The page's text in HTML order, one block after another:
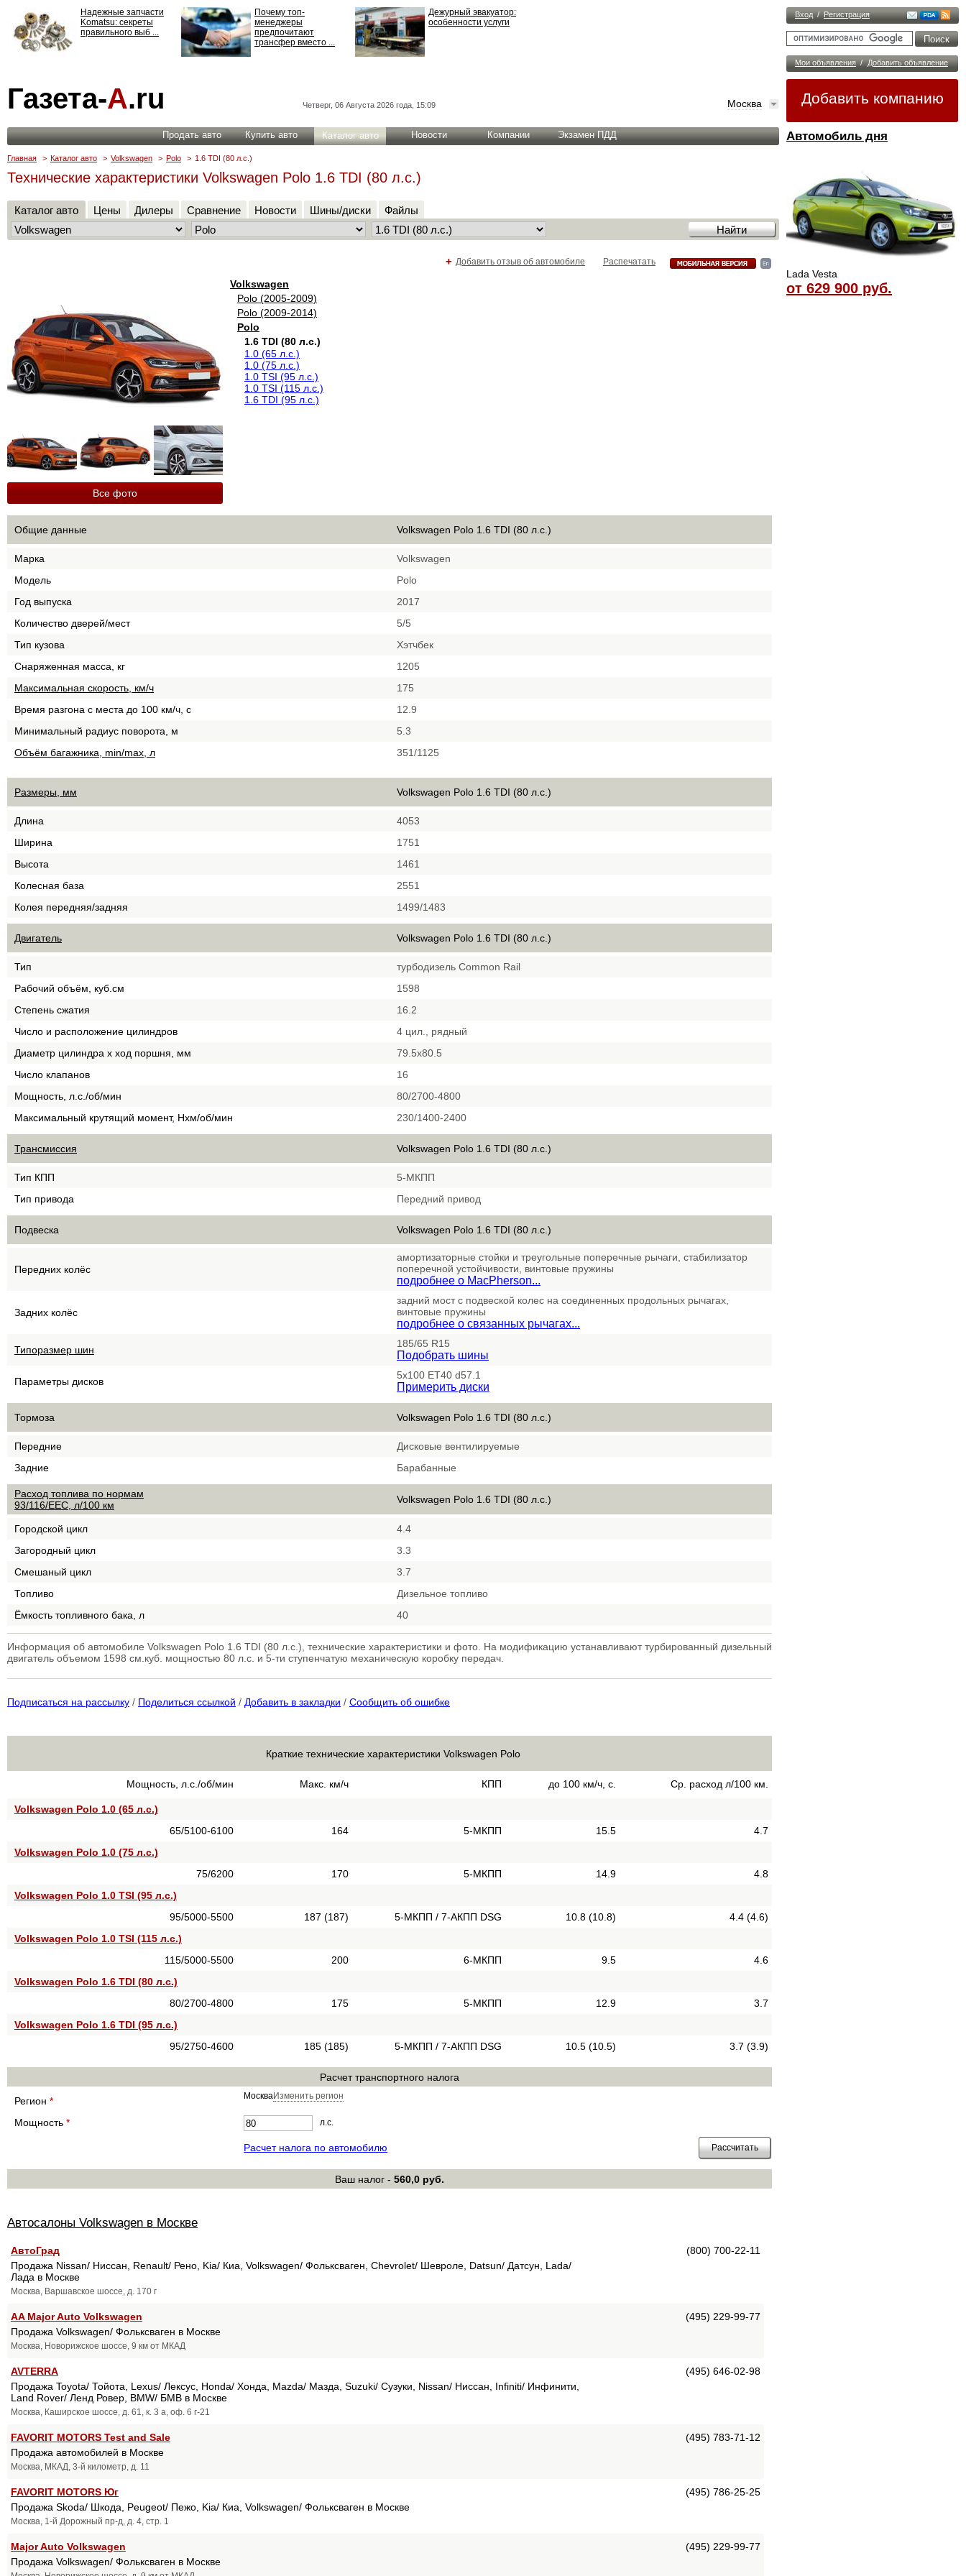
Вход / Регистрация
Мои объявления / Добавить объявление
Добавить компанию
Автомобиль дня
Lada Vesta
от 629 900 руб.
Надежные запчасти
Komatsu: секреты
правильного выб ...
Почему топ-
менеджеры
предпочитают
трансфер вместо ...
Дежурный эвакуатор:
особенности услуги
ответственности: все,
что нужно знать ...
Газета-А.ru Четверг, 06 Августа 2026 года, 15:09 Москва
Продать авто Купить авто Каталог авто Новости Компании Экзамен ПДД
Главная > Каталог авто > Volkswagen > Polo > 1.6 TDI (80 л.с.)
Технические характеристики Volkswagen Polo 1.6 TDI (80 л.с.)
Каталог авто Цены Дилеры Сравнение Новости Шины/диски Файлы
Распечатать
+ Добавить отзыв об автомобиле
Все фото
Volkswagen
Polo (2005-2009)
Polo (2009-2014)
Polo
1.6 TDI (80 л.с.)
1.0 (65 л.с.)
1.0 (75 л.с.)
1.0 TSI (95 л.с.)
1.0 TSI (115 л.с.)
1.6 TDI (95 л.с.)
Общие данные Volkswagen Polo 1.6 TDI (80 л.с.)
Марка
Volkswagen
Модель
Polo
Год выпуска
2017
Количество дверей/мест
5/5
Тип кузова
Хэтчбек
Снаряженная масса, кг
1205
Максимальная скорость, км/ч
175
Время разгона с места до 100 км/ч, с
12.9
Минимальный радиус поворота, м
5.3
Объём багажника, min/max, л
351/1125
Размеры, мм Volkswagen Polo 1.6 TDI (80 л.с.)
Длина
4053
Ширина
1751
Высота
1461
Колесная база
2551
Колея передняя/задняя
1499/1483
Двигатель Volkswagen Polo 1.6 TDI (80 л.с.)
Тип
турбодизель Common Rail
Рабочий объём, куб.см
1598
Степень сжатия
16.2
Число и расположение цилиндров
4 цил., рядный
Диаметр цилиндра х ход поршня, мм
79.5x80.5
Число клапанов
16
Мощность, л.с./об/мин
80/2700-4800
Максимальный крутящий момент, Нхм/об/мин
230/1400-2400
Трансмиссия Volkswagen Polo 1.6 TDI (80 л.с.)
Тип КПП
5-МКПП
Тип привода
Передний привод
Подвеска Volkswagen Polo 1.6 TDI (80 л.с.)
Передних колёс
амортизаторные стойки и треугольные поперечные рычаги, стабилизатор
поперечной устойчивости, винтовые пружины
подробнее о MacPherson...
Задних колёс
задний мост с подвеской колес на соединенных продольных рычагах,
винтовые пружины
подробнее о связанных рычагах...
Типоразмер шин
185/65 R15
Подобрать шины
Параметры дисков
5x100 ET40 d57.1
Примерить диски
Тормоза Volkswagen Polo 1.6 TDI (80 л.с.)
Передние
Дисковые вентилируемые
Задние
Барабанные
Расход топлива по нормам
93/116/EEC, л/100 км
Volkswagen Polo 1.6 TDI (80 л.с.)
Городской цикл
4.4
Загородный цикл
3.3
Смешаный цикл
3.7
Топливо
Дизельное топливо
Ёмкость топливного бака, л
40
Информация об автомобиле Volkswagen Polo 1.6 TDI (80 л.с.), технические характеристики и фото. На модификацию устанавливают турбированный дизельный
двигатель объемом 1598 см.куб. мощностью 80 л.с. и 5-ти ступенчатую механическую коробку передач.
Подписаться на рассылку / Поделиться ссылкой / Добавить в закладки / Сообщить об ошибке
Краткие технические характеристики Volkswagen Polo
Мощность, л.с./об/мин Макс. км/ч КПП до 100 км/ч, с. Ср. расход л/100 км.
Volkswagen Polo 1.0 (65 л.с.)
65/5100-6100
164 5-МКПП 15.5
4.7
Volkswagen Polo 1.0 (75 л.с.)
75/6200
170 5-МКПП 14.9
4.8
Volkswagen Polo 1.0 TSI (95 л.с.)
95/5000-5500
187 (187) 5-МКПП / 7-АКПП DSG 10.8 (10.8)
4.4 (4.6)
Volkswagen Polo 1.0 TSI (115 л.с.)
115/5000-5500
200 6-МКПП 9.5
4.6
Volkswagen Polo 1.6 TDI (80 л.с.)
80/2700-4800
175 5-МКПП 12.9
3.7
Volkswagen Polo 1.6 TDI (95 л.с.)
95/2750-4600
185 (185) 5-МКПП / 7-АКПП DSG 10.5 (10.5) 3.7 (3.9)
Расчет транспортного налога
Регион * МоскваИзменить регион
Мощность * л.с.
Расчет налога по автомобилю
Ваш налог - 560,0 руб.
Автосалоны Volkswagen в Москве
АвтоГрад
(800) 700-22-11
Продажа Nissan/ Ниссан, Renault/ Рено, Kia/ Киа, Volkswagen/ Фольксваген, Chevrolet/ Шевроле, Datsun/ Датсун, Lada/
Лада в Москве
Москва, Варшавское шоссе, д. 170 г
AA Major Auto Volkswagen
(495) 229-99-77
Продажа Volkswagen/ Фольксваген в Москве
Москва, Новорижское шоссе, 9 км от МКАД
AVTERRA
(495) 646-02-98
Продажа Toyota/ Тойота, Lexus/ Лексус, Honda/ Хонда, Mazda/ Мазда, Suzuki/ Сузуки, Nissan/ Ниссан, Infiniti/ Инфинити,
Land Rover/ Ленд Ровер, BMW/ БМВ в Москве
Москва, Каширское шоссе, д. 61, к. 3 а, оф. 6 г-21
FAVORIT MOTORS Test and Sale
(495) 783-71-12
Продажа автомобилей в Москве
Москва, МКАД, 3-й километр, д. 11
FAVORIT MOTORS Юг
(495) 786-25-25
Продажа Skoda/ Шкода, Peugeot/ Пежо, Kia/ Киа, Volkswagen/ Фольксваген в Москве
Москва, 1-й Дорожный пр-д, д. 4, стр. 1
Major Auto Volkswagen
(495) 229-99-77
Продажа Volkswagen/ Фольксваген в Москве